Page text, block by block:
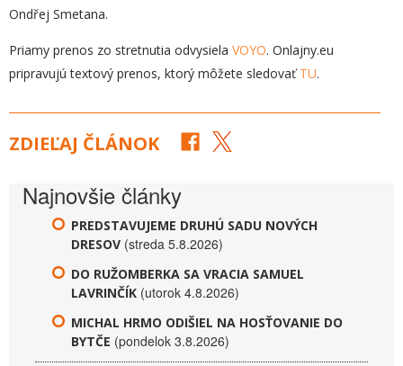
Ondřej Smetana.
Priamy prenos zo stretnutia odvysiela VOYO. Onlajny.eu
pripravujú textový prenos, ktorý môžete sledovaťTU.
ZDIEĽAJ ČLÁNOK
Najnovšie články
PREDSTAVUJEME DRUHÚ SADU NOVÝCH
DRESOV (streda 5.8.2026)
DO RUŽOMBERKA SA VRACIA SAMUEL
LAVRINČÍK (utorok 4.8.2026)
MICHAL HRMO ODIŠIEL NA HOSŤOVANIE DO
BYTČE (pondelok 3.8.2026)